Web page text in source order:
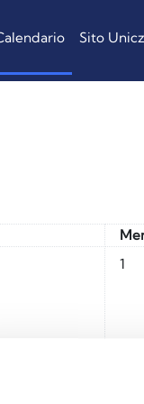
Sito Unicz
1